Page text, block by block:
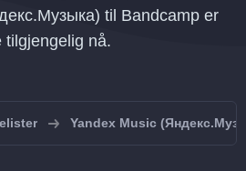
til Bandcamp er
tilgjengelig nå.
Yandex Music